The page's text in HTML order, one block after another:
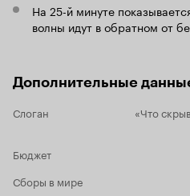
На 25-й минуте
волны идут в обратном от
Дополнительные
Слоган
«Что
Бюджет
Сборы в мире